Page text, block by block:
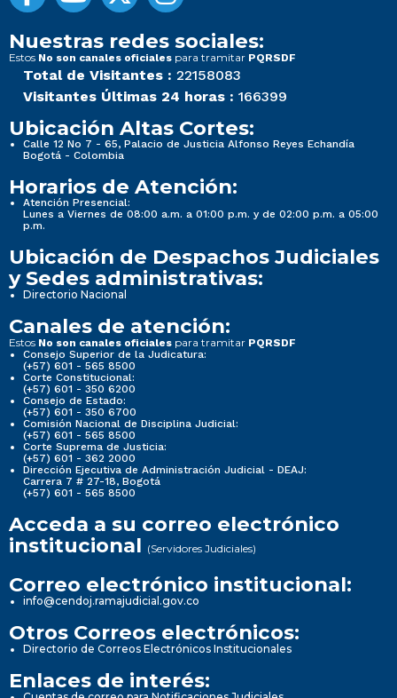
Nuestras redes sociales:
Estos No son canales oficiales para tramitar PQRSDF
Total de Visitantes : 22158083
Visitantes Últimas 24 horas : 166399
Ubicación Altas Cortes:
Calle 12 No 7 - 65, Palacio de Justicia Alfonso Reyes Echandía
Bogotá - Colombia
Horarios de Atención:
Atención Presencial:
Lunes a Viernes de 08:00 a.m. a 01:00 p.m. y de 02:00 p.m. a 05:00
p.m.
Ubicación de Despachos Judiciales
y Sedes administrativas:
Directorio Nacional
Canales de atención:
Estos No son canales oficiales para tramitar PQRSDF
Consejo Superior de la Judicatura:
(+57) 601 - 565 8500
Corte Constitucional:
(+57) 601 - 350 6200
Consejo de Estado:
(+57) 601 - 350 6700
Comisión Nacional de Disciplina Judicial:
(+57) 601 - 565 8500
Corte Suprema de Justicia:
(+57) 601 - 362 2000
Dirección Ejecutiva de Administración Judicial - DEAJ:
Carrera 7 # 27-18, Bogotá
(+57) 601 - 565 8500
Acceda a su correo electrónico
institucional (Servidores Judiciales)
Correo electrónico institucional:
info@cendoj.ramajudicial.gov.co
Otros Correos electrónicos:
Directorio de Correos Electrónicos Institucionales
Enlaces de interés: